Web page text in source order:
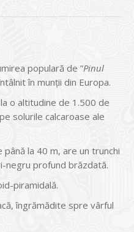
populară de ”Pinul
în munții din Europa.
o altitudine de 1.500 de
solurile calcaroase ale
la 40 m, are un trunchi
negru profund brăzdată.
piramidală.
îngrămădite spre vârful